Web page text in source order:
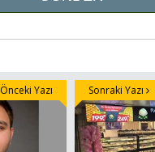
Önceki Yazı Sonraki Yazı